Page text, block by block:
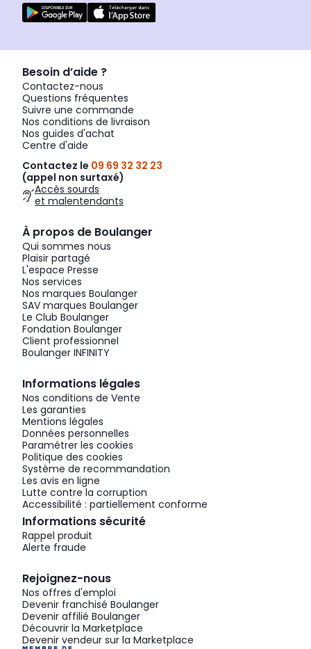
Besoin d’aide ?
Contactez-nous
Questions fréquentes
Suivre une commande
Nos conditions de livraison
Nos guides d'achat
Centre d'aide
Contactez le 09 69 32 32 23
(appel non surtaxé)
Accès sourds
et malentendants
À propos de Boulanger
Qui sommes nous
Plaisir partagé
L'espace Presse
Nos services
Nos marques Boulanger
SAV marques Boulanger
Le Club Boulanger
Fondation Boulanger
Client professionnel
Boulanger INFINITY
Informations légales
Nos conditions de Vente
Les garanties
Mentions légales
Données personnelles
Paramétrer les cookies
Politique des cookies
Système de recommandation
Les avis en ligne
Lutte contre la corruption
Accessibilité : partiellement conforme
Informations sécurité
Rappel produit
Alerte fraude
Rejoignez-nous
Nos offres d'emploi
Devenir franchisé Boulanger
Devenir affilié Boulanger
Découvrir la Marketplace
Devenir vendeur sur la Marketplace